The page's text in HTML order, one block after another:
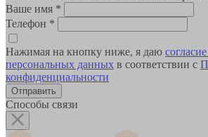
Ваше имя *
Телефон *
Нажимая на кнопку ниже, я даю
персональных данных в соответствии с
конфиденциальности
Способы связи